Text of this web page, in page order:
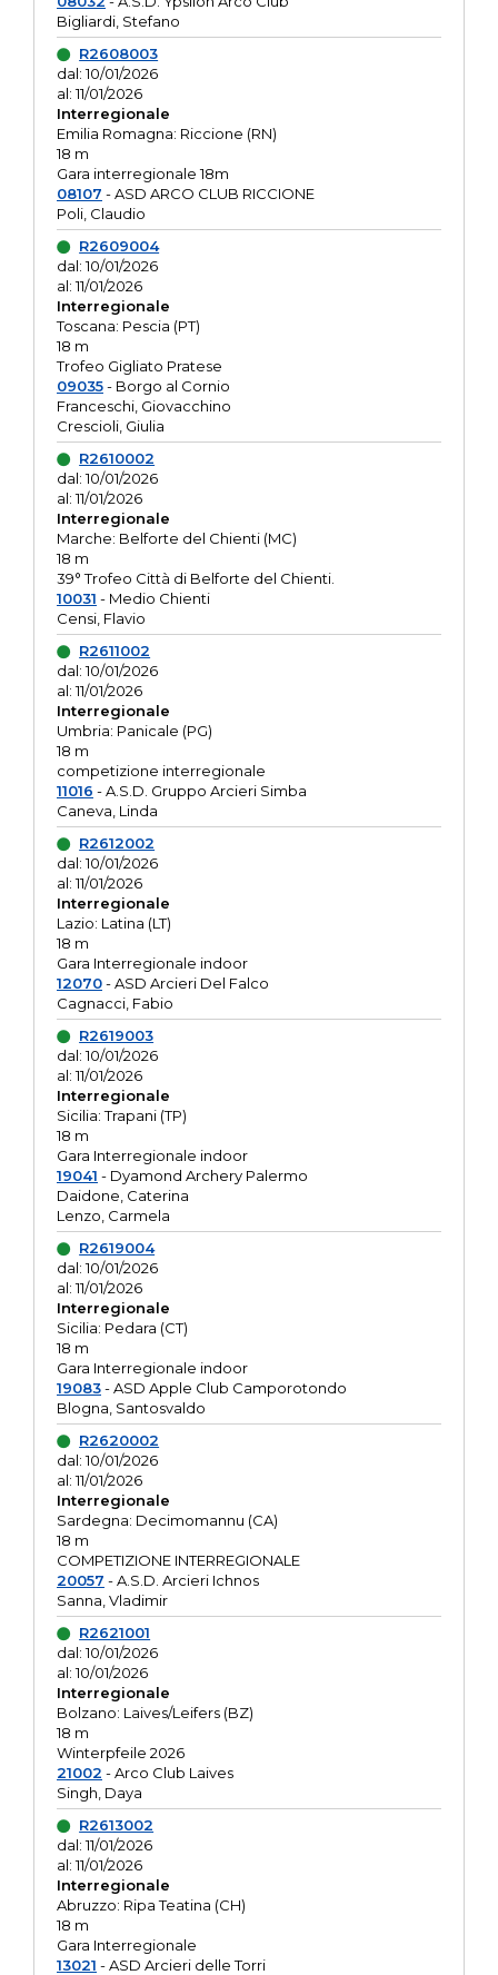
Bigliardi, Stefano
R2608003
dal: 10/01/2026
al: 11/01/2026
Interregionale
Emilia Romagna: Riccione (RN)
18 m
Gara interregionale 18m
08107 - ASD ARCO CLUB RICCIONE
Poli, Claudio
R2609004
dal: 10/01/2026
al: 11/01/2026
Interregionale
Toscana: Pescia (PT)
18 m
Trofeo Gigliato Pratese
09035- Borgo al Cornio
Franceschi, Giovacchino
Crescioli, Giulia
R2610002
dal: 10/01/2026
al: 11/01/2026
Interregionale
Marche: Belforte del Chienti (MC)
18 m
39° Trofeo Città di Belforte del Chienti.
10031 - Medio Chienti
Censi, Flavio
R2611002
dal: 10/01/2026
al: 11/01/2026
Interregionale
Umbria: Panicale (PG)
18 m
competizione interregionale
11016 - A.S.D. Gruppo Arcieri Simba
Caneva, Linda
R2612002
dal: 10/01/2026
al: 11/01/2026
Interregionale
Lazio: Latina (LT)
18 m
Gara Interregionale indoor
12070- ASD Arcieri Del Falco
Cagnacci, Fabio
R2619003
dal: 10/01/2026
al: 11/01/2026
Interregionale
Sicilia: Trapani (TP)
18 m
Gara Interregionale indoor
19041 - Dyamond Archery Palermo
Daidone, Caterina
Lenzo, Carmela
R2619004
dal: 10/01/2026
al: 11/01/2026
Interregionale
Sicilia: Pedara (CT)
18 m
Gara Interregionale indoor
19083- ASD Apple Club Camporotondo
Blogna, Santosvaldo
R2620002
dal: 10/01/2026
al: 11/01/2026
Interregionale
Sardegna: Decimomannu (CA)
18 m
COMPETIZIONE INTERREGIONALE
20057 - A.S.D. Arcieri Ichnos
Sanna, Vladimir
R2621001
dal: 10/01/2026
al: 10/01/2026
Interregionale
Bolzano: Laives/Leifers (BZ)
18 m
Winterpfeile 2026
21002 - Arco Club Laives
Singh, Daya
R2613002
dal: 11/01/2026
al: 11/01/2026
Interregionale
Abruzzo: Ripa Teatina (CH)
18 m
Gara Interregionale
13021 - ASD Arcieri delle Torri